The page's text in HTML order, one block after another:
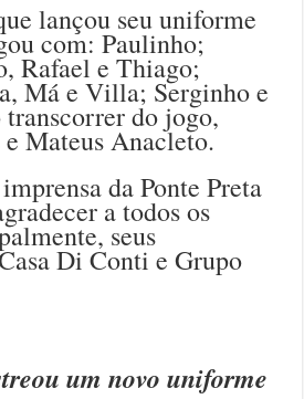
lançou seu uniforme
com: Paulinho;
Rafael e Thiago;
Má e Villa; Serginho e
do jogo,
Mateus Anacleto.
da Ponte Preta
a todos os
seus
Di Conti e Grupo
um novo uniforme